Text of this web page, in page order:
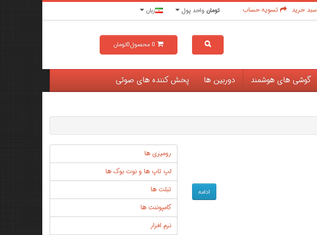
سبد خرید تسویه حساب تومان واحد پول زبان
0 محصول0تومان
گوشی های هوشمند دوربین ها پخش کننده های صوتی
ادامه
رومیزی ها
لپ تاپ ها و نوت بوک ها
تبلت ها
کامپوننت ها
نرم افزار